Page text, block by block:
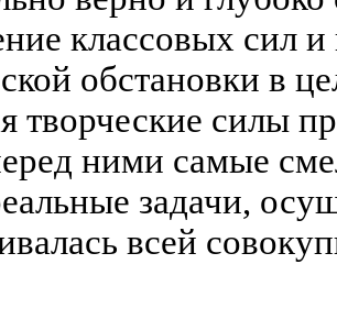
классовых сил и
обстановки в
творческие силы
ними самые
задачи,
всей